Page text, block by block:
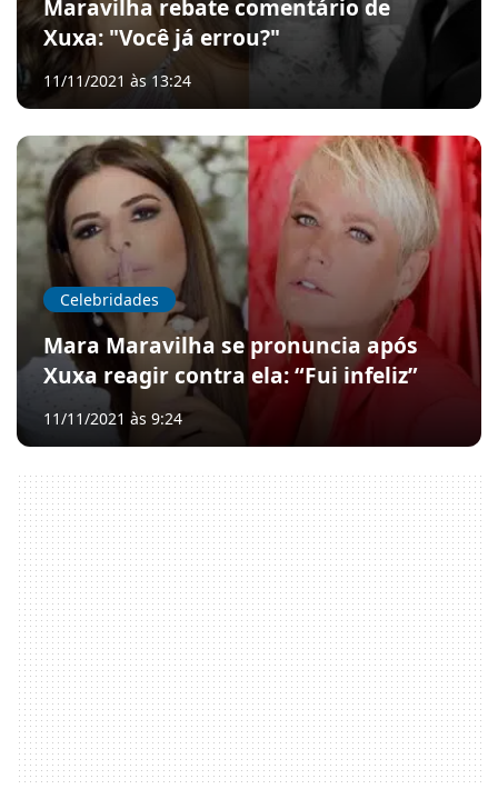
Maravilha rebate comentário de
Xuxa: "Você já errou?"
11/11/2021 às 13:24
Celebridades
Mara Maravilha se pronuncia após
Xuxa reagir contra ela: “Fui infeliz”
11/11/2021 às 9:24